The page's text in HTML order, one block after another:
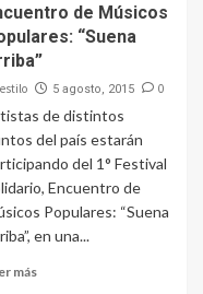
de Músicos
“Suena
estilo 5 agosto, 2015 0
de distintos
del país estarán
del 1° Festival
Encuentro de
Populares: “Suena
en una...
más